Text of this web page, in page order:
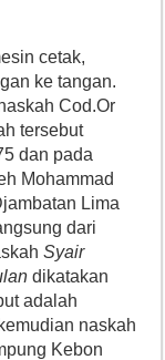
cetak,
ke tangan.
Cod.Or
tersebut
dan pada
Mohammad
Lima
dari
Syair
lan dikatakan
adalah
naskah
Kebon